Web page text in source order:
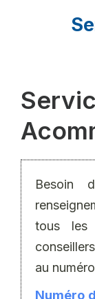
Besoin
tous
au
Numéro